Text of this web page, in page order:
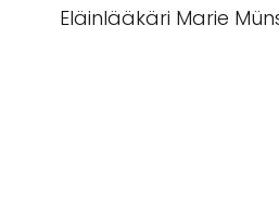
Eläinlääkäri Marie